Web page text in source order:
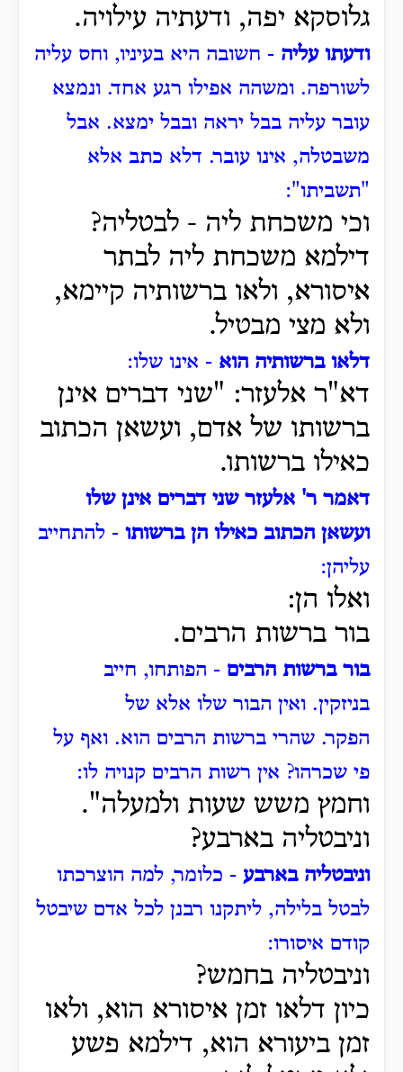
גלוסקא יפה, ודעתיה עילויה.
ודעתו עליה - חשובה היא בעיניו, וחס עליה
לשורפה. ומשהה אפילו רגע אחד. ונמצא
עובר עליה בבל יראה ובבל ימצא. אבל
משבטלה, אינו עובר. דלא כתב אלא
"תשביתו":
וכי משכחת ליה - לבטליה?
דילמא משכחת ליה לבתר
איסורא, ולאו ברשותיה קיימא,
ולא מצי מבטיל.
דלאו ברשותיה הוא - אינו שלו:
דא"ר אלעזר: "שני דברים אינן
ברשותו של אדם, ועשאן הכתוב
כאילו ברשותו.
דאמר ר' אלעזר שני דברים אינן שלו
ועשאן הכתוב כאילו הן ברשותו - להתחייב
עליהן:
ואלו הן:
בור ברשות הרבים.
בור ברשות הרבים - הפותחו, חייב
בניזקין. ואין הבור שלו אלא של
הפקר. שהרי ברשות הרבים הוא. ואף על
פי שכרהו? אין רשות הרבים קנויה לו:
וחמץ משש שעות ולמעלה".
וניבטליה בארבע?
וניבטליה בארבע - כלומר, למה הוצרכתו
לבטל בלילה, ליתקנו רבנן לכל אדם שיבטל
קודם איסורו:
וניבטליה בחמש?
כיון דלאו זמן איסורא הוא, ולאו
זמן ביעורא הוא, דילמא פשע